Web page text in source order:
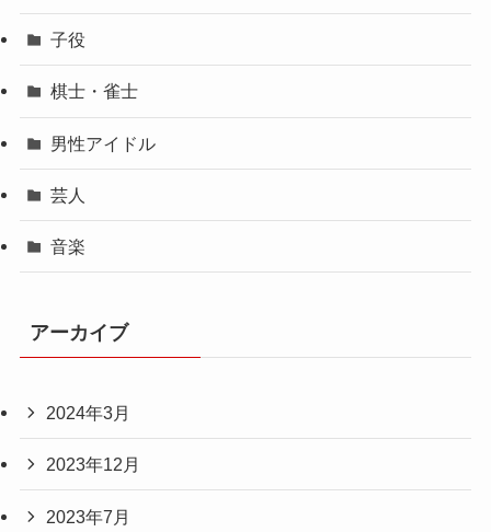
子役
棋士・雀士
男性アイドル
芸人
音楽
アーカイブ
2024年3月
2023年12月
2023年7月